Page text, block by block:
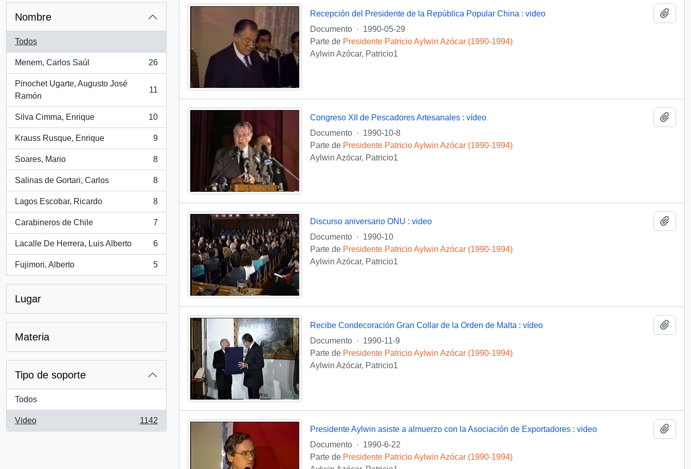
Nombre
Todos
Menem, Carlos Saúl
, 26 resultados
26
Pinochet Ugarte, Augusto José
Ramón
, 11 resultados
11
Silva Cimma, Enrique
, 10 resultados
10
Krauss Rusque, Enrique
, 9 resultados
9
Soares, Mario
, 8 resultados
8
Salinas de Gortari, Carlos
, 8 resultados
8
Lagos Escobar, Ricardo
, 8 resultados
8
Carabineros de Chile
, 7 resultados
7
Lacalle De Herrera, Luis Alberto
, 6 resultados
6
Fujimori, Alberto
, 5 resultados
5
Lugar
Materia
Tipo de soporte
Todos
Video
, 1142 resultados
1142
Recepción del Presidente de la República Popular China : video
Documento
· 1990-05-29
Parte de Presidente Patricio Aylwin Azócar (1990-1994)
Aylwin Azócar, Patricio1
Congreso XII de Pescadores Artesanales : vídeo
Documento
· 1990-10-8
Parte de Presidente Patricio Aylwin Azócar (1990-1994)
Aylwin Azócar, Patricio1
Discurso aniversario ONU : video
Documento
· 1990-10
Parte de Presidente Patricio Aylwin Azócar (1990-1994)
Aylwin Azócar, Patricio1
Recibe Condecoración Gran Collar de la Orden de Malta : vídeo
Documento
· 1990-11-9
Parte de Presidente Patricio Aylwin Azócar (1990-1994)
Aylwin Azócar, Patricio1
Presidente Aylwin asiste a almuerzo con la Asociación de Exportadores : video
Documento
· 1990-6-22
Parte de Presidente Patricio Aylwin Azócar (1990-1994)